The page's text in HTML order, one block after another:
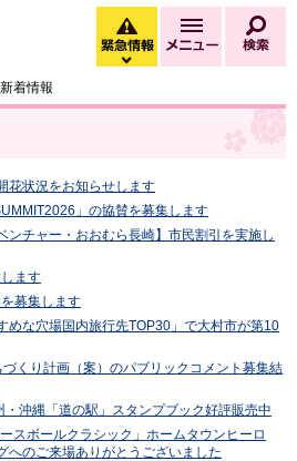
緊急情報
緊急情報を開く
メニュー
着情報
花状況をお知らせします
」の協賛を募集します
ンチャー・おおむら長崎】市民割引を実施し
ます
募集します
めな穴場国内旅行先TOP30」で大村市が第10
くり計画（案）のパブリックコメント募集結
沖縄「道の駅」スタンプブック好評販売中
スボールクラシック」ホームタウンヒーロ
へのご来場ありがとうございました